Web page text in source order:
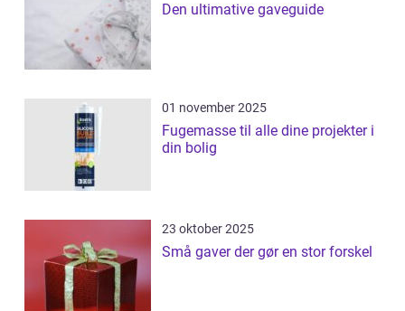
Den ultimative gaveguide
01 november 2025
Fugemasse til alle dine projekter i
din bolig
23 oktober 2025
Små gaver der gør en stor forskel